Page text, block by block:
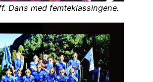
Dans med femteklassingene.